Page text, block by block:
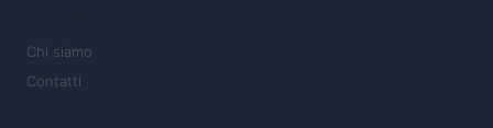
Chi siamo
Contatti